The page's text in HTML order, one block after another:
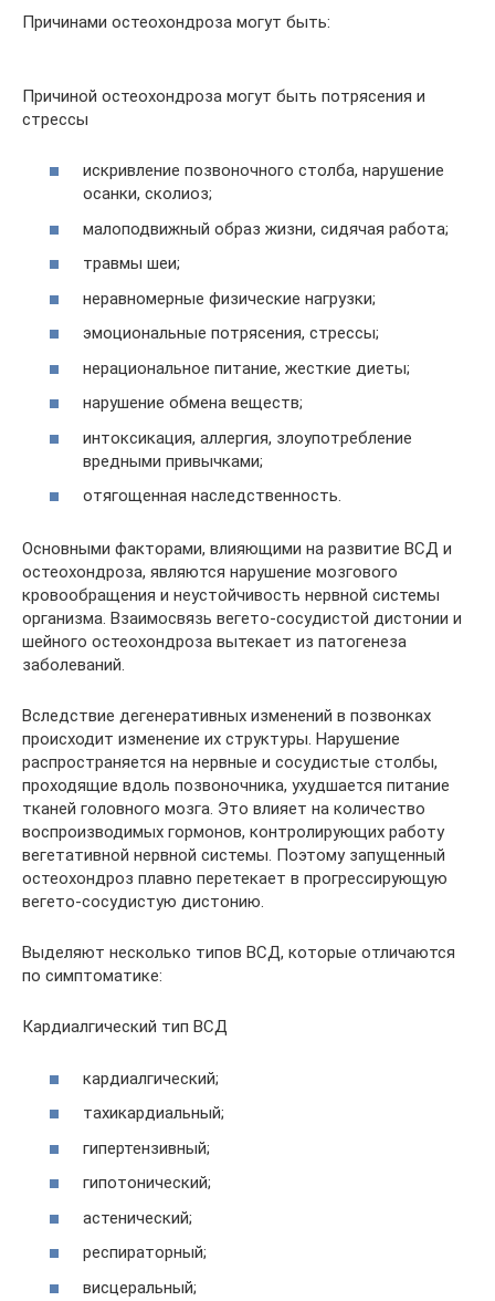
Причинами остеохондроза могут быть:
Причиной остеохондроза могут быть потрясения и
стрессы
искривление позвоночного столба, нарушение
осанки, сколиоз;
малоподвижный образ жизни, сидячая работа;
травмы шеи;
неравномерные физические нагрузки;
эмоциональные потрясения, стрессы;
нерациональное питание, жесткие диеты;
нарушение обмена веществ;
интоксикация, аллергия, злоупотребление
вредными привычками;
отягощенная наследственность.
Основными факторами, влияющими на развитие ВСД и
остеохондроза, являются нарушение мозгового
кровообращения и неустойчивость нервной системы
организма. Взаимосвязь вегето-сосудистой дистонии и
шейного остеохондроза вытекает из патогенеза
заболеваний.
Вследствие дегенеративных изменений в позвонках
происходит изменение их структуры. Нарушение
распространяется на нервные и сосудистые столбы,
проходящие вдоль позвоночника, ухудшается питание
тканей головного мозга. Это влияет на количество
воспроизводимых гормонов, контролирующих работу
вегетативной нервной системы. Поэтому запущенный
остеохондроз плавно перетекает в прогрессирующую
вегето-сосудистую дистонию.
Выделяют несколько типов ВСД, которые отличаются
по симптоматике:
Кардиалгический тип ВСД
кардиалгический;
тахикардиальный;
гипертензивный;
гипотонический;
астенический;
респираторный;
висцеральный;